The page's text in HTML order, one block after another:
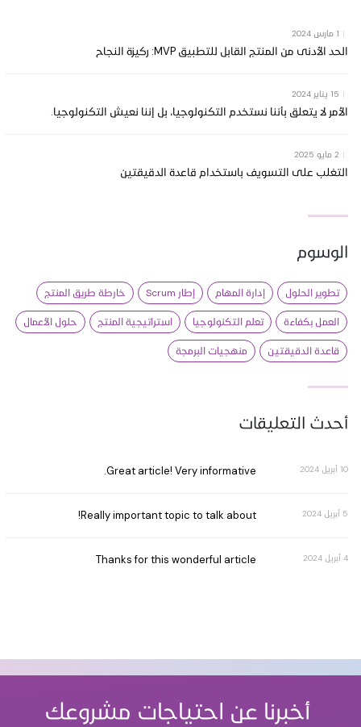
1 مارس 2024
الحد الأدنى من المنتج القابل للتطبيق MVP: ركيزة النجاح
15 يناير 2024
الأمر لا يتعلق بأننا نستخدم التكنولوجيا، بل إننا نعيش التكنولوجيا.
2 مايو 2025
التغلب على التسويف باستخدام قاعدة الدقيقتين
الوسوم
تطوير الحلول إدارة المهام إطار Scrum خارطة طريق المنتج
العمل بكفاءة تعلم التكنولوجيا استراتيجية المنتج حلول الأعمال
قاعدة الدقيقتين منهجيات البرمجة
أحدث التعليقات
10 أبريل 2024 Great article! Very informative.
Really important topic to talk about!
Thanks for this wonderful article
أخبرنا عن احتياجات مشروعك